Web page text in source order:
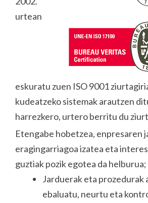
urtean
eskuratu zuen ISO 9001
kudeatzeko sistemak arautzen
harrezkero, urtero berritu du
Etengabe hobetzea, enpresaren
eragingarriagoa izatea eta
guztiak pozik egotea da
Jarduerak eta prozedurak
ebaluatu, neurtu eta